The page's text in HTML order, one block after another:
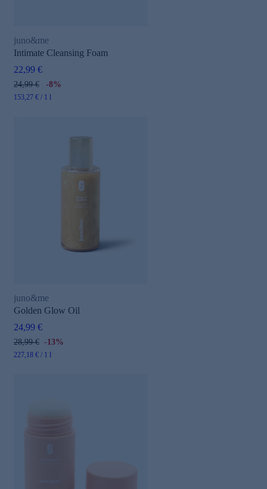
juno&me
Intimate Cleansing Foam
22,99 €
24,99 € -8%
153,27 € / 1 l
juno&me
Golden Glow Oil
24,99 €
28,99 € -13%
227,18 € / 1 l